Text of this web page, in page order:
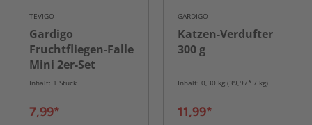
TEVIGO
Gardigo
Fruchtfliegen-Falle
Mini 2er-Set
Inhalt: 1 Stück
7,99*
GARDIGO
Katzen-Verdufter
300 g
Inhalt: 0,30 kg (39,97* / kg)
11,99*